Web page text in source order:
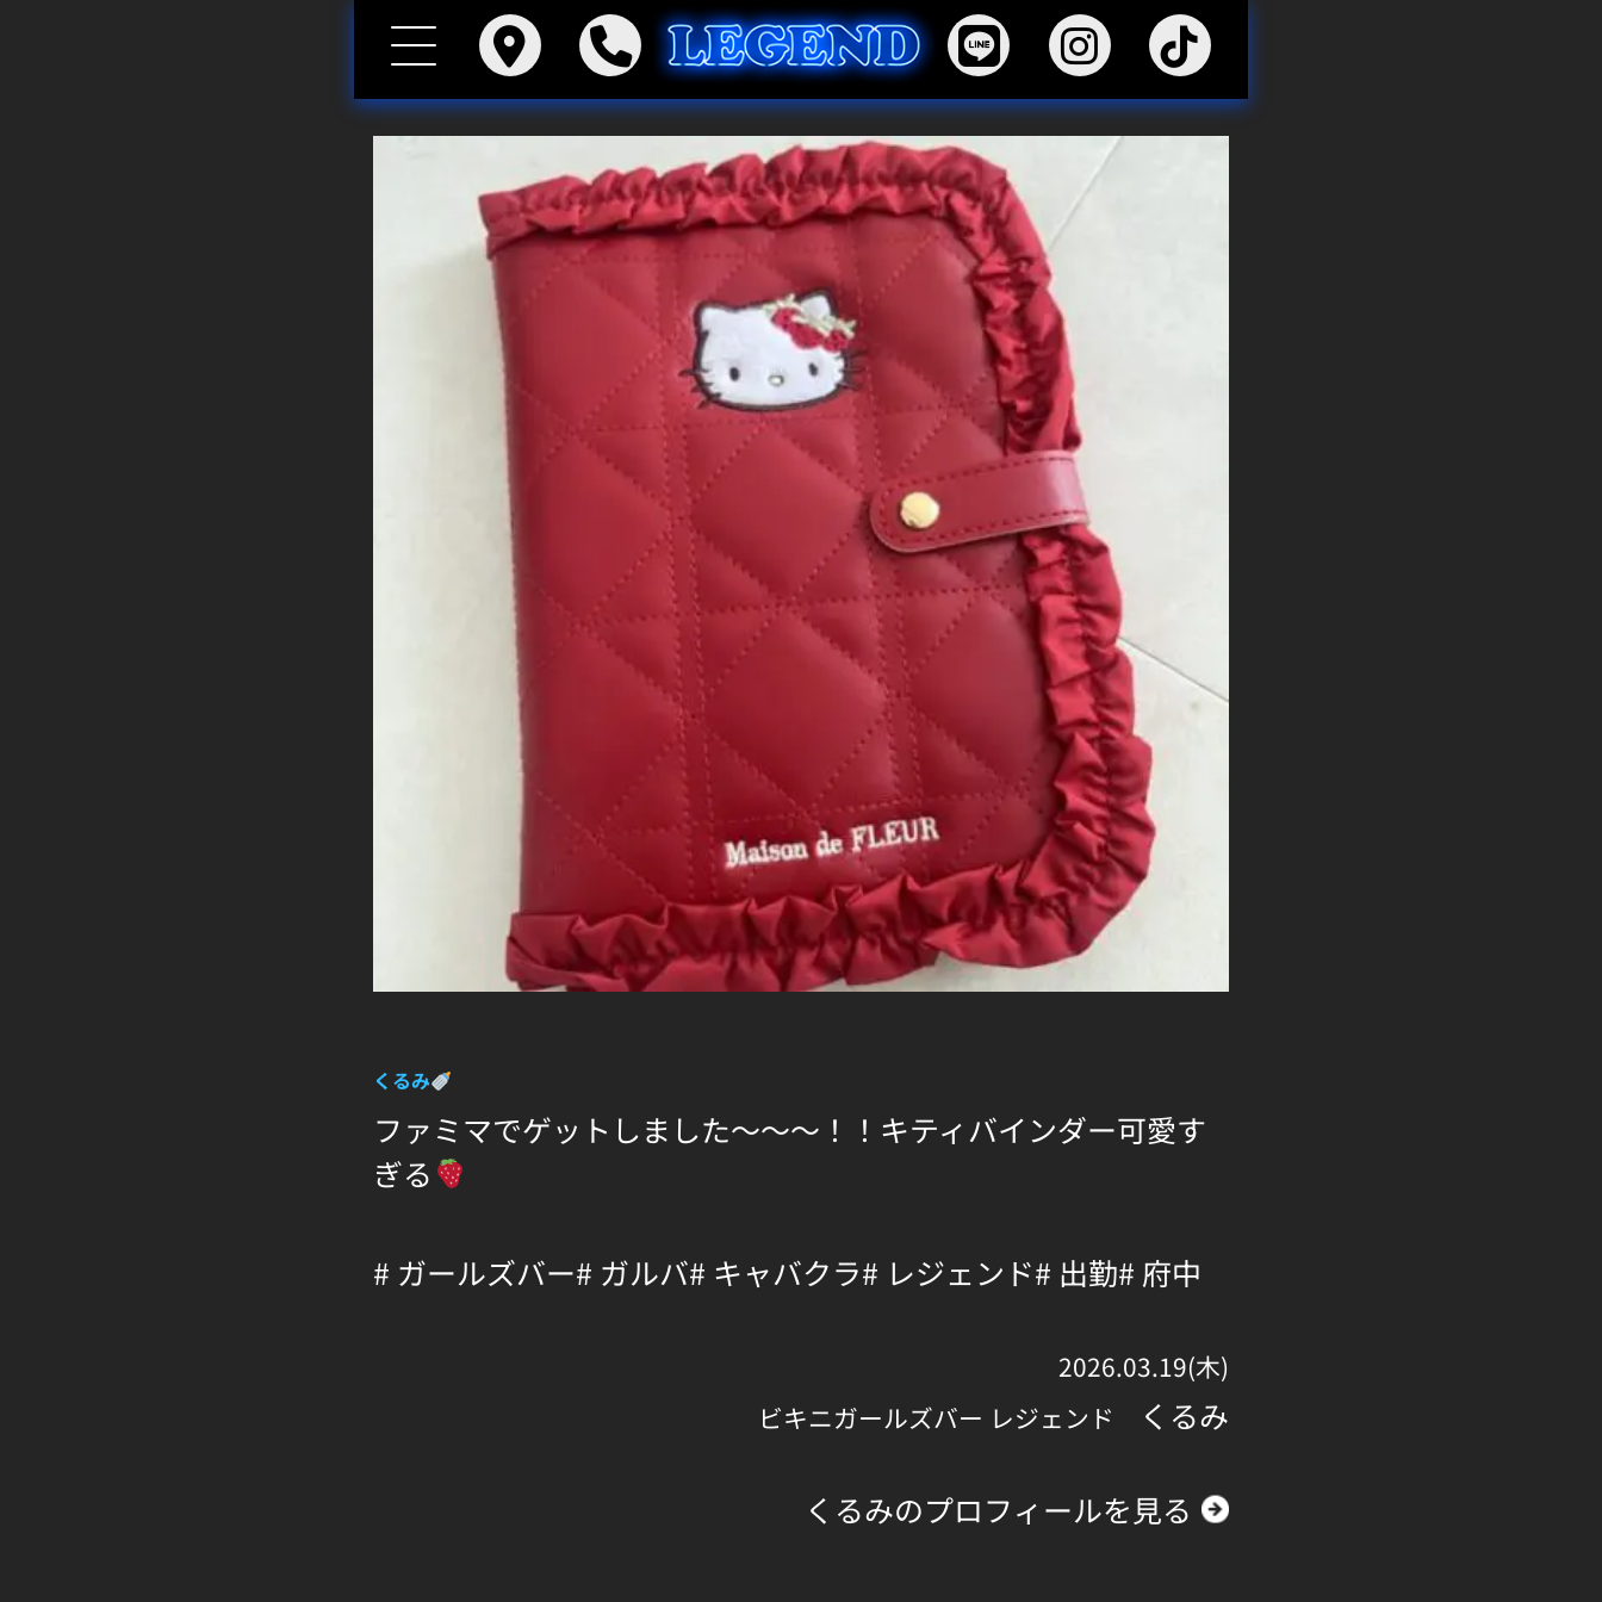
くるみ
ファミマでゲットしました～～～！！キティバインダー可愛す
ぎる
# ガールズバー# ガルバ# キャバクラ# レジェンド# 出勤# 府中
2026.03.19(木)
ビキニガールズバー レジェンド
くるみ
くるみのプロフィールを見る